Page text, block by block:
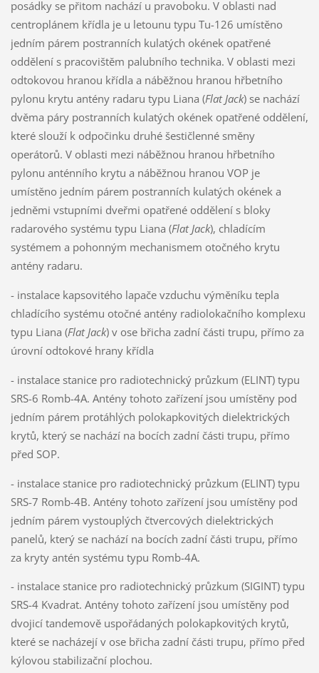
posádky se přitom nachází u pravoboku. V oblasti nad
centroplánem křídla je u letounu typu Tu-126 umístěno
jedním párem postranních kulatých okének opatřené
oddělení s pracovištěm palubního technika. V oblasti mezi
odtokovou hranou křídla a náběžnou hranou hřbetního
pylonu krytu antény radaru typu Liana (Flat Jack) se nachází
dvěma páry postranních kulatých okének opatřené oddělení,
které slouží k odpočinku druhé šestičlenné směny
operátorů. V oblasti mezi náběžnou hranou hřbetního
pylonu anténního krytu a náběžnou hranou VOP je
umístěno jedním párem postranních kulatých okének a
jedněmi vstupními dveřmi opatřené oddělení s bloky
radarového systému typu Liana (Flat Jack), chladícím
systémem a pohonným mechanismem otočného krytu
antény radaru.
- instalace kapsovitého lapače vzduchu výměníku tepla
chladícího systému otočné antény radiolokačního komplexu
typu Liana (Flat Jack) v ose břicha zadní části trupu, přímo za
úrovní odtokové hrany křídla
- instalace stanice pro radiotechnický průzkum (ELINT) typu
SRS-6 Romb-4A. Antény tohoto zařízení jsou umístěny pod
jedním párem protáhlých polokapkovitých dielektrických
krytů, který se nachází na bocích zadní části trupu, přímo
před SOP.
- instalace stanice pro radiotechnický průzkum (ELINT) typu
SRS-7 Romb-4B. Antény tohoto zařízení jsou umístěny pod
jedním párem vystouplých čtvercových dielektrických
panelů, který se nachází na bocích zadní části trupu, přímo
za kryty antén systému typu Romb-4A.
- instalace stanice pro radiotechnický průzkum (SIGINT) typu
SRS-4 Kvadrat. Antény tohoto zařízení jsou umístěny pod
dvojicí tandemově uspořádaných polokapkovitých krytů,
které se nacházejí v ose břicha zadní části trupu, přímo před
kýlovou stabilizační plochou.